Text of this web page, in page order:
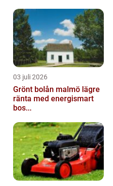
03 juli 2026
Grönt bolån malmö lägre
ränta med energismart
bos...